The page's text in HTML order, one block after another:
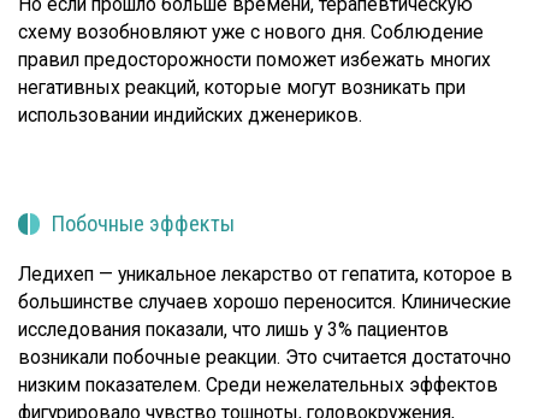
схему возобновляют уже с нового дня. Соблюдение
правил предосторожности поможет избежать многих
негативных реакций, которые могут возникать при
использовании индийских дженериков.
Побочные эффекты
Ледихеп — уникальное лекарство от гепатита, которое в
большинстве случаев хорошо переносится. Клинические
исследования показали, что лишь у 3% пациентов
возникали побочные реакции. Это считается достаточно
низким показателем. Среди нежелательных эффектов
фигурировало чувство тошноты, головокружения,